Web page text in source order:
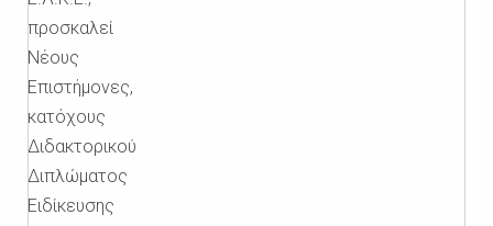
προσκαλεί
Νέους
Επιστήμονες,
κατόχους
Διδακτορικού
Διπλώματος
Ειδίκευσης